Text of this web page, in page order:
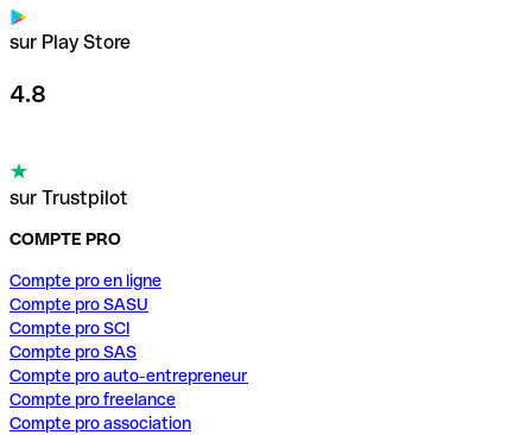
sur Play Store
4.8
sur Trustpilot
COMPTE PRO
Compte pro en ligne
Compte pro SASU
Compte pro SCI
Compte pro SAS
Compte pro auto-entrepreneur
Compte pro freelance
Compte pro association